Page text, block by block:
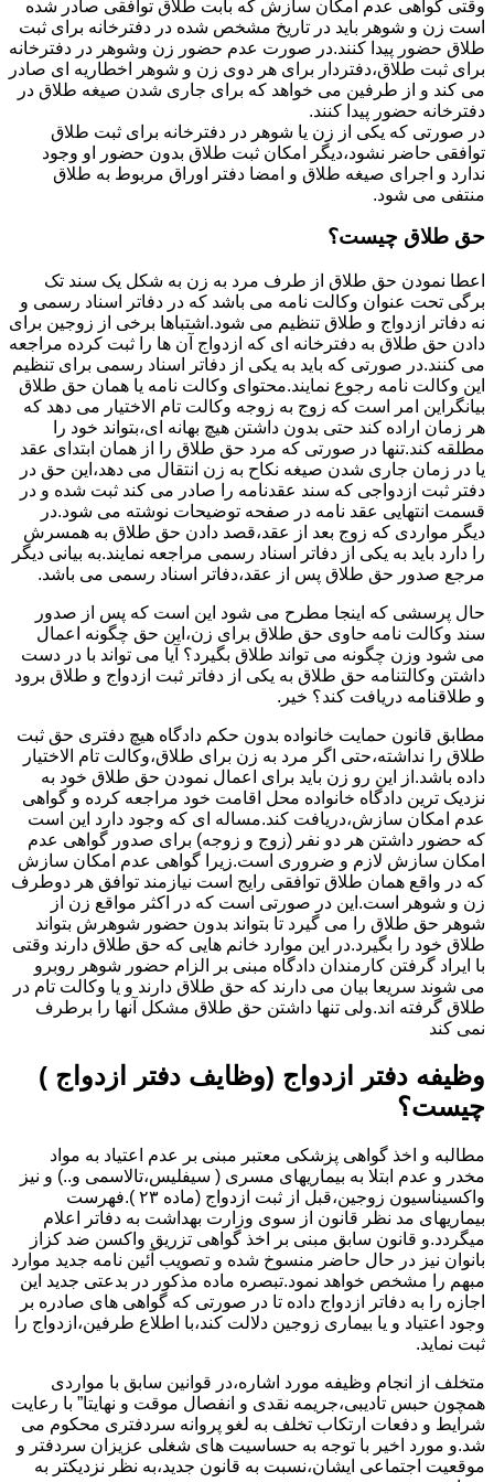
وقتی گواهی عدم امکان سازش که بابت طلاق توافقی صادر شده
است زن و شوهر باید در تاریخ مشخص شده در دفترخانه برای ثبت
طلاق حضور پیدا کنند.در صورت عدم حضور زن وشوهر در دفترخانه
برای ثبت طلاق،دفتردار برای هر دوی زن و شوهر اخطاریه ای صادر
می کند و از طرفین می خواهد که برای جاری شدن صیغه طلاق در
دفترخانه حضور پیدا کنند.
در صورتی که یکی از زن یا شوهر در دفترخانه برای ثبت طلاق
توافقی حاضر نشود،دیگر امکان ثبت طلاق بدون حضور او وجود
ندارد و اجرای صیغه طلاق و امضا دفتر اوراق مربوط به طلاق
منتفی می شود.
حق طلاق چیست؟
اعطا نمودن حق طلاق از طرف مرد به زن به شکل یک سند تک
برگی تحت عنوان وکالت نامه می باشد که در دفاتر اسناد رسمی و
نه دفاتر ازدواج و طلاق تنظیم می شود.اشتباها برخی از زوجین برای
دادن حق طلاق به دفترخانه ای که ازدواج آن ها را ثبت کرده مراجعه
می کنند.در صورتی که باید به یکی از دفاتر اسناد رسمی برای تنظیم
این وکالت نامه رجوع نمایند.محتوای وکالت نامه یا همان حق طلاق
بیانگراین امر است که زوج به زوجه وکالت تام الاختیار می دهد که
هر زمان اراده کند حتی بدون داشتن هیچ بهانه ای،بتواند خود را
مطلقه کند.تنها در صورتی که مرد حق طلاق را از همان ابتدای عقد
یا در زمان جاری شدن صیغه نکاح به زن انتقال می دهد،این حق در
دفتر ثبت ازدواجی که سند عقدنامه را صادر می کند ثبت شده و در
قسمت انتهایی عقد نامه در صفحه توضیحات نوشته می شود.در
دیگر مواردی که زوج بعد از عقد،قصد دادن حق طلاق به همسرش
را دارد باید به یکی از دفاتر اسناد رسمی مراجعه نمایند.به بیانی دیگر
مرجع صدور حق طلاق پس از عقد،دفاتر اسناد رسمی می باشد.
حال پرسشی که اینجا مطرح می شود این است که پس از صدور
سند وکالت نامه حاوی حق طلاق برای زن،این حق چگونه اعمال
می شود وزن چگونه می تواند طلاق بگیرد؟ آیا می تواند با در دست
داشتن وکالتنامه حق طلاق به یکی از دفاتر ثبت ازدواج و طلاق برود
و طلاقنامه دریافت کند؟ خیر.
مطابق قانون حمایت خانواده بدون حکم دادگاه هیچ دفتری حق ثبت
طلاق را نداشته،حتی اگر مرد به زن برای طلاق،وکالت تام الاختیار
داده باشد.از این رو زن باید برای اعمال نمودن حق طلاق خود به
نزدیک ترین دادگاه خانواده محل اقامت خود مراجعه کرده و گواهی
عدم امکان سازش،دریافت کند.مساله ای که وجود دارد این است
که حضور داشتن هر دو نفر (زوج و زوجه) برای صدور گواهی عدم
امکان سازش لازم و ضروری است.زیرا گواهی عدم امکان سازش
که در واقع همان طلاق توافقی رایج است نیازمند توافق هر دوطرف
زن و شوهر است.این در صورتی است که در اکثر مواقع زن از
شوهر حق طلاق را می گیرد تا بتواند بدون حضور شوهرش بتواند
طلاق خود را بگیرد.در این موارد خانم هایی که حق طلاق دارند وقتی
با ایراد گرفتن کارمندان دادگاه مبنی بر الزام حضور شوهر روبرو
می شوند سریعا بیان می دارند که حق طلاق دارند و یا وکالت تام در
طلاق گرفته اند.ولی تنها داشتن حق طلاق مشکل آنها را برطرف
نمی کند
وظیفه دفتر ازدواج (وظایف دفتر ازدواج )
چیست؟
مطالبه و اخذ گواهی پزشکی معتبر مبنی بر عدم اعتیاد به مواد
مخدر و عدم ابتلا به بیماریهای مسری ( سیفلیس،تالاسمی و..) و نیز
واکسیناسیون زوجین،قبل از ثبت ازدواج (ماده ۲۳ ).فهرست
بیماریهای مد نظر قانون از سوی وزارت بهداشت به دفاتر اعلام
میگردد.و قانون سابق مبنی بر اخذ گواهی تزریق واکسن ضد کزاز
بانوان نیز در حال حاضر منسوخ شده و تصویب آئین نامه جدید موارد
مبهم را مشخص خواهد نمود.تبصره ماده مذکور در بدعتی جدید این
اجازه را به دفاتر ازدواج داده تا در صورتی که گواهی های صادره بر
وجود اعتیاد و یا بیماری زوجین دلالت کند،با اطلاع طرفین،ازدواج را
ثبت نماید.
متخلف از انجام وظیفه مورد اشاره،در قوانین سابق با مواردی
همچون حبس تادیبی،جریمه نقدی و انفصال موقت و نهایتا” با رعایت
شرایط و دفعات ارتکاب تخلف به لغو پروانه سردفتری محکوم می
شد.و مورد اخیر با توجه به حساسیت های شغلی عزیزان سردفتر و
موقعیت اجتماعی ایشان،نسبت به قانون جدید،به نظر نزدیکتر به